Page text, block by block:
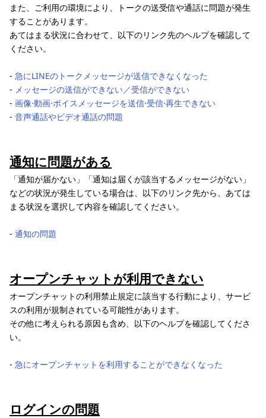
また、ご利用の環境により、トークの送受信や通話に問題が発生
することがあります。
あてはまる状況に合わせて、以下のリンク先のヘルプを確認して
ください。
‐ 急にLINEのトークメッセージが送信できなくなった
‐ メッセージの送信ができない／受信ができない
‐ 画像⋅動画⋅ボイスメッセージを送信⋅受信⋅再生できない
‐ 音声通話やビデオ通話の問題
通知に問題がある
「通知が届かない」「通知は届くが該当するメッセージがない」
などの状況が発生している場合は、以下のリンク先から、あては
まる状況を選択して内容を確認してください。
‐ 通知の問題
オープンチャットが利用できない
オープンチャットの利用禁止規定に該当する行動により、サービ
スの利用が規制されている可能性があります。
その他に考えられる原因も含め、以下のヘルプを確認してくださ
い。
‐ 急にオープンチャットを利用することができなくなった
ログインの問題